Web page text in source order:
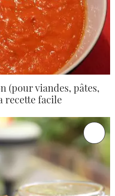
(pour viandes, pâtes,
recette facile